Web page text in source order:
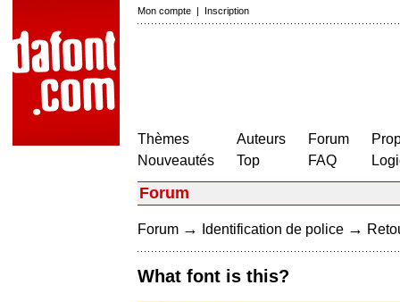
Mon compte | Inscription
Thèmes
Nouveautés
Auteurs
Top
Forum
FAQ
Forum
Forum → Identification de police →
What font is this?